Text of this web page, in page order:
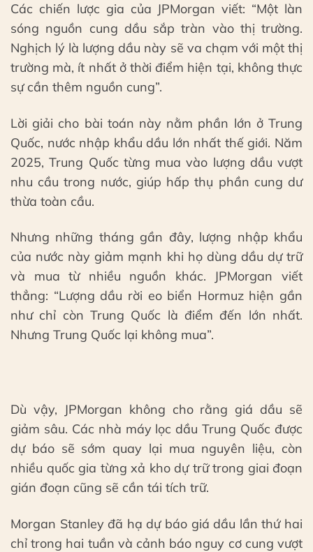
Các chiến lược gia của JPMorgan viết: “Một làn
sóng nguồn cung dầu sắp tràn vào thị trường.
Nghịch lý là lượng dầu này sẽ va chạm với một thị
trường mà, ít nhất ở thời điểm hiện tại, không thực
sự cần thêm nguồn cung”.
Lời giải cho bài toán này nằm phần lớn ở Trung
Quốc, nước nhập khẩu dầu lớn nhất thế giới. Năm
2025, Trung Quốc từng mua vào lượng dầu vượt
nhu cầu trong nước, giúp hấp thụ phần cung dư
thừa toàn cầu.
Nhưng những tháng gần đây, lượng nhập khẩu
của nước này giảm mạnh khi họ dùng dầu dự trữ
và mua từ nhiều nguồn khác. JPMorgan viết
thẳng: “Lượng dầu rời eo biển Hormuz hiện gần
như chỉ còn Trung Quốc là điểm đến lớn nhất.
Nhưng Trung Quốc lại không mua”.
Dù vậy, JPMorgan không cho rằng giá dầu sẽ
giảm sâu. Các nhà máy lọc dầu Trung Quốc được
dự báo sẽ sớm quay lại mua nguyên liệu, còn
nhiều quốc gia từng xả kho dự trữ trong giai đoạn
gián đoạn cũng sẽ cần tái tích trữ.
Morgan Stanley đã hạ dự báo giá dầu lần thứ hai
chỉ trong hai tuần và cảnh báo nguy cơ cung vượt